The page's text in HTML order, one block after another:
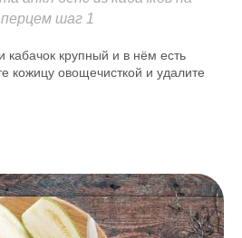
шаг 1
кабачок крупный и в нём есть
кожицу овощечисткой и удалите